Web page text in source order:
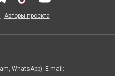
Авторы проекта
WhatsApp). E-mail: